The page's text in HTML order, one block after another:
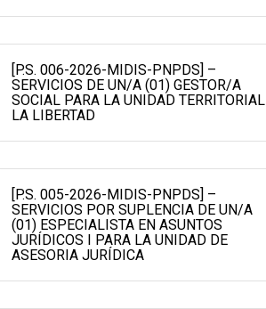
[P.S. 006-2026-MIDIS-PNPDS] –
SERVICIOS DE UN/A (01) GESTOR/A
SOCIAL PARA LA UNIDAD TERRITORIAL
LA LIBERTAD
[P.S. 005-2026-MIDIS-PNPDS] –
SERVICIOS POR SUPLENCIA DE UN/A
(01) ESPECIALISTA EN ASUNTOS
JURÍDICOS I PARA LA UNIDAD DE
ASESORIA JURÍDICA